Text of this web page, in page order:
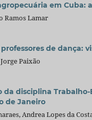
em Cuba:
Ramos Lamar
de dança:
Paixão
disciplina
de Janeiro
Andrea Lopes da